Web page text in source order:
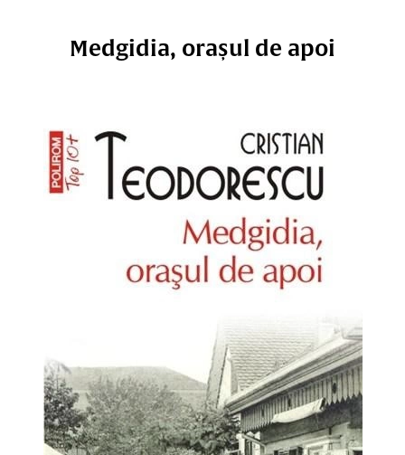
Medgidia, orașul de apoi